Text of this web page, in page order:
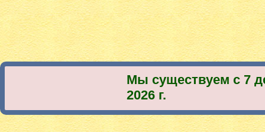
Мы существуем с 7
2026 г.